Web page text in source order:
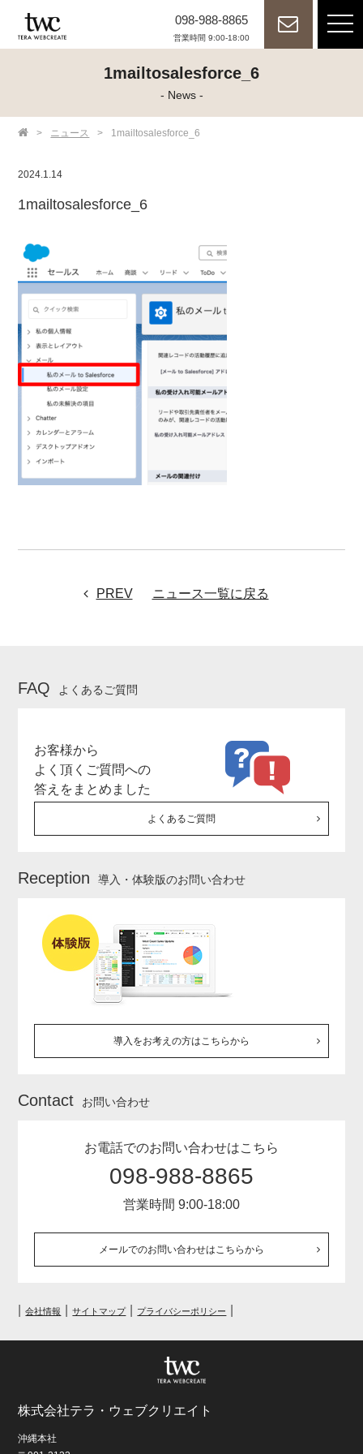
098-988-8865
営業時間 9:00-18:00
1mailtosalesforce_6
- News -
> ニュース > 1mailtosalesforce_6
2024.1.14
1mailtosalesforce_6
PREV ニュース一覧に戻る
FAQ よくあるご質問
お客様から
よく頂くご質問への
答えをまとめました
よくあるご質問
Reception 導入・体験版のお問い合わせ
導入をお考えの方はこちらから
Contact お問い合わせ
お電話でのお問い合わせはこちら
098-988-8865
営業時間 9:00-18:00
メールでのお問い合わせはこちらから
会社情報 サイトマップ プライバシーポリシー
株式会社テラ・ウェブクリエイト
沖縄本社